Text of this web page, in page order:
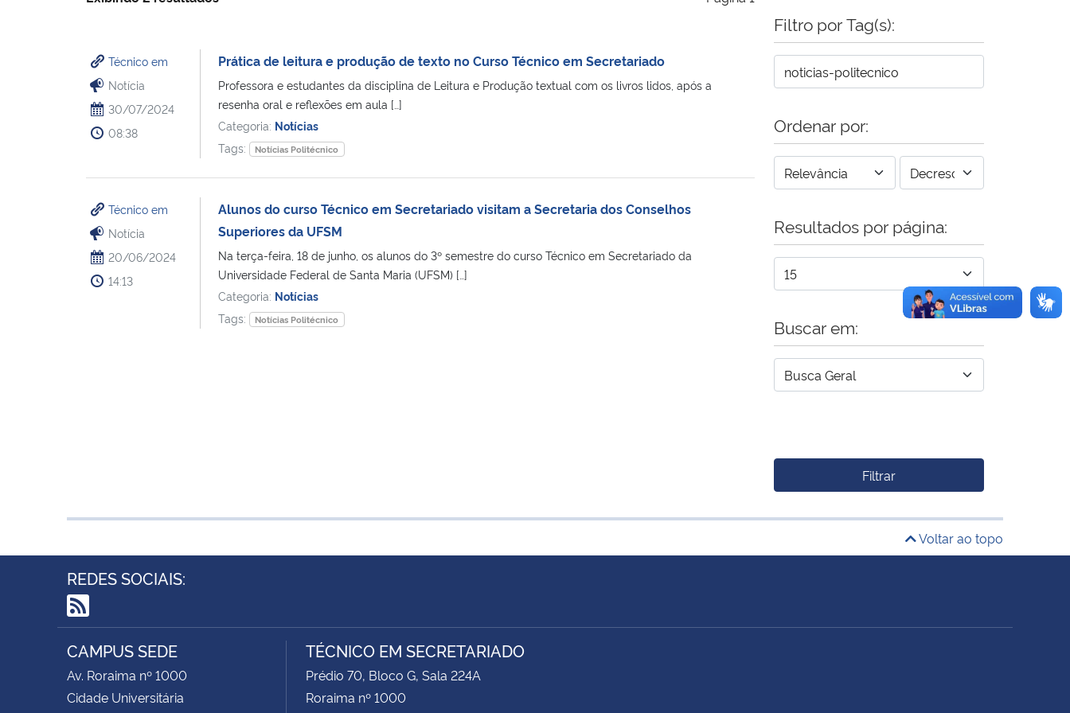
Técnico em
Notícia
30/07/2024
08:38
Prática de leitura e produção de texto no Curso Técnico em Secretariado
Professora e estudantes da disciplina de Leitura e Produção textual com os livros lidos, após a
resenha oral e reflexões em aula […]
Categoria: Notícias
Tags:
Notícias Politécnico
Técnico em
Notícia
20/06/2024
14:13
Alunos do curso Técnico em Secretariado visitam a Secretaria dos Conselhos
Superiores da UFSM
Na terça-feira, 18 de junho, os alunos do 3º semestre do curso Técnico em Secretariado da
Universidade Federal de Santa Maria (UFSM) […]
Categoria: Notícias
Tags:
Notícias Politécnico
Filtro por Tag(s):
Ordenar por:
Resultados por página:
Buscar em:
Filtrar
Voltar ao topo
REDES SOCIAIS:
RSS
CAMPUS SEDE
Av. Roraima nº 1000
Cidade Universitária
TÉCNICO EM SECRETARIADO
Prédio 70, Bloco G, Sala 224A
Roraima nº 1000